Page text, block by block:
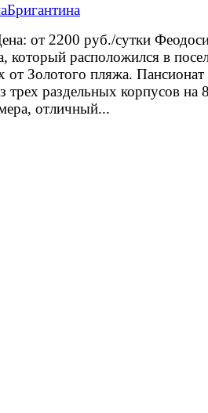
от 2200 руб./сутки
который расположился в
от Золотого пляжа. Пансионат
трех раздельных корпусов на
отличный...